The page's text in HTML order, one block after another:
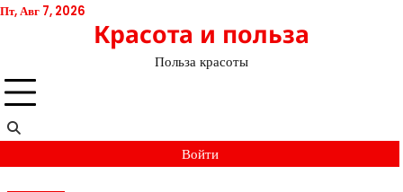
Перейти
Пт, Авг 7, 2026
Красота и польза
Польза красоты
Войти